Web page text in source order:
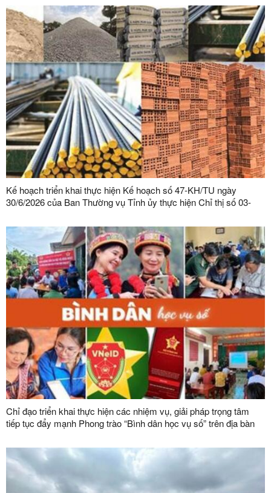
Kế hoạch triển khai thực hiện Kế hoạch số 47-KH/TU ngày
30/6/2026 của Ban Thường vụ Tỉnh ủy thực hiện Chỉ thị số 03-
đạo của Đảng đối với công tác quản lý, phát triển vật liệu xây
dựng trong giai đoạn mới
Chỉ đạo triển khai thực hiện các nhiệm vụ, giải pháp trọng tâm
tiếp tục đẩy mạnh Phong trào “Bình dân học vụ số” trên địa bàn